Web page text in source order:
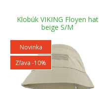
Klobúk VIKING Floyen hat
beige S/M
Novinka
Zľava -10%